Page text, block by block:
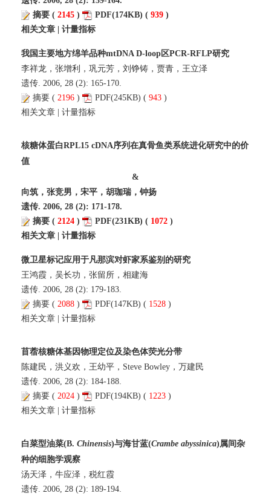
摘要 ( 2145 ) PDF(174KB) ( 939 )
相关文章 | 计量指标
我国主要地方绵羊品种mtDNA D-loop区PCR-RFLP研究
李祥龙，张增利，巩元芳，刘铮铸，贾青，王立泽
遗传. 2006, 28 (2): 165-170.
摘要 ( 2196 ) PDF(245KB) ( 943 )
相关文章 | 计量指标
核糖体蛋白RPL15 cDNA序列在真骨鱼类系统进化研究中的价
值
&
向筑，张竞男，宋平，胡珈瑞，钟扬
遗传. 2006, 28 (2): 171-178.
摘要 ( 2124 ) PDF(231KB) ( 1072 )
相关文章 | 计量指标
微卫星标记应用于凡那滨对虾家系鉴别的研究
王鸿霞，吴长功，张留所，相建海
遗传. 2006, 28 (2): 179-183.
摘要 ( 2088 ) PDF(147KB) ( 1528 )
相关文章 | 计量指标
苜蓿核糖体基因物理定位及染色体荧光分带
陈建民，洪义欢，王幼平，Steve Bowley，万建民
遗传. 2006, 28 (2): 184-188.
摘要 ( 2024 ) PDF(194KB) ( 1223 )
相关文章 | 计量指标
白菜型油菜(B. Chinensis)与海甘蓝(Crambe abyssinica)属间杂
种的细胞学观察
汤天泽，牛应泽，税红霞
遗传. 2006, 28 (2): 189-194.